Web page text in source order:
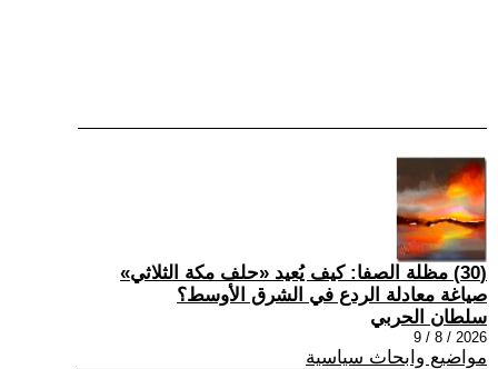
(30) مظلة الصفا: كيف يُعيد «حلف مكة الثلاثي»
صياغة معادلة الردع في الشرق الأوسط؟
سلطان الحربي
2026 / 8 / 9
مواضيع وابحاث سياسية